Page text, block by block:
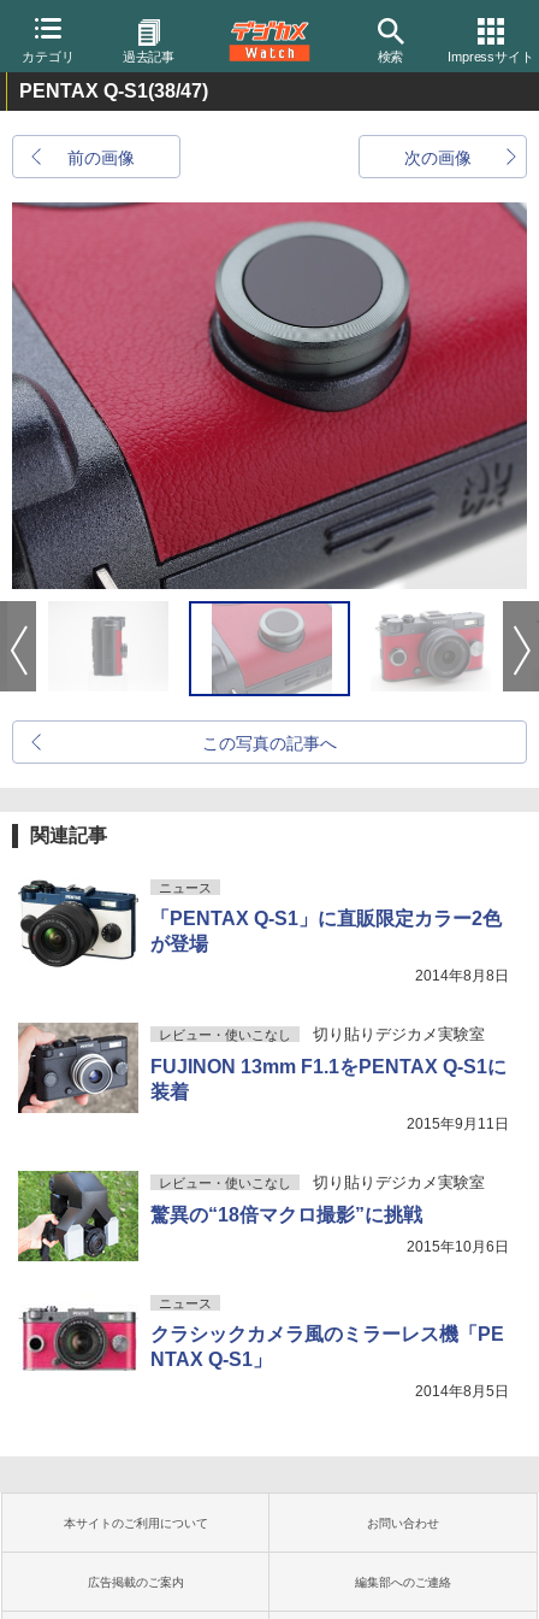
カテゴリ 過去記事 検索 Impressサイト
PENTAX Q-S1(38/47)
前の画像 次の画像
この写真の記事へ
関連記事
ニュース
「PENTAX Q-S1」に直販限定カラー2色
が登場
2014年8月8日
レビュー・使いこなし 切り貼りデジカメ実験室
FUJINON 13mm F1.1をPENTAX Q-S1に
装着
2015年9月11日
レビュー・使いこなし 切り貼りデジカメ実験室
驚異の“18倍マクロ撮影”に挑戦
2015年10月6日
ニュース
クラシックカメラ風のミラーレス機「PE
NTAX Q-S1」
2014年8月5日
本サイトのご利用について お問い合わせ
広告掲載のご案内 編集部へのご連絡